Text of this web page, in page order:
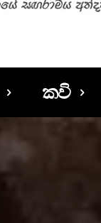
කවි